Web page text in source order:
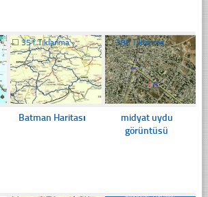
☐351 Tıklanma
Batman Haritası
☐388 Tıklanma
midyat uydu
görüntüsü